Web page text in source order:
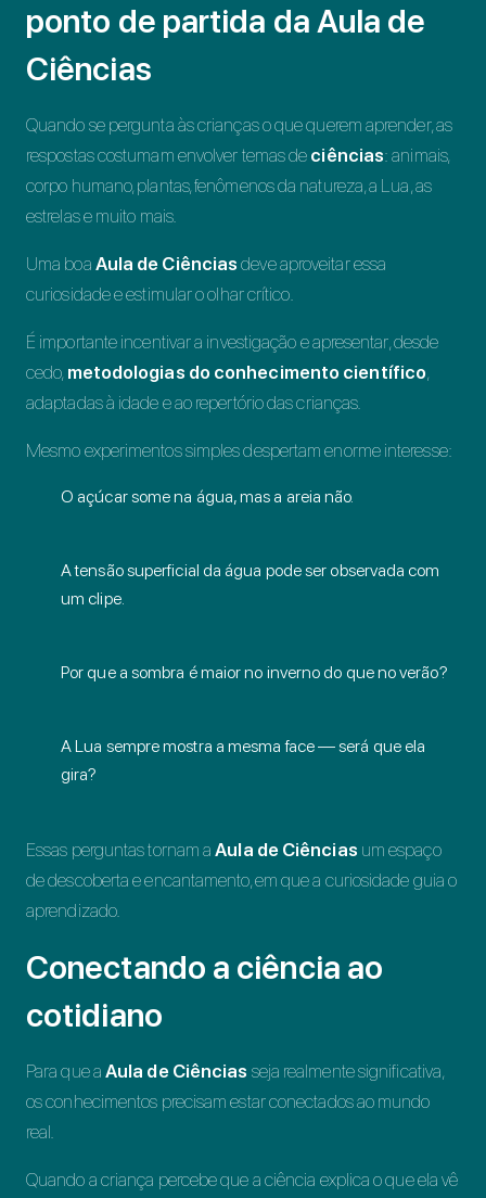
ponto de partida da Aula de
Ciências
Quando se pergunta às crianças o que querem aprender, as
respostas costumam envolver temas de ciências: animais,
corpo humano, plantas, fenômenos da natureza, a Lua, as
estrelas e muito mais.
Uma boa Aula de Ciências deve aproveitar essa
curiosidade e estimular o olhar crítico.
É importante incentivar a investigação e apresentar, desde
cedo, metodologias do conhecimento científico,
adaptadas à idade e ao repertório das crianças.
Mesmo experimentos simples despertam enorme interesse:
O açúcar some na água, mas a areia não.
A tensão superficial da água pode ser observada com
um clipe.
Por que a sombra é maior no inverno do que no verão?
A Lua sempre mostra a mesma face — será que ela
gira?
Essas perguntas tornam aAula de Ciências um espaço
de descoberta e encantamento, em que a curiosidade guia o
aprendizado.
Conectando a ciência ao
cotidiano
Para que a Aula de Ciências seja realmente significativa,
os conhecimentos precisam estar conectados ao mundo
real.
Quando a criança percebe que a ciência explica o que ela vê